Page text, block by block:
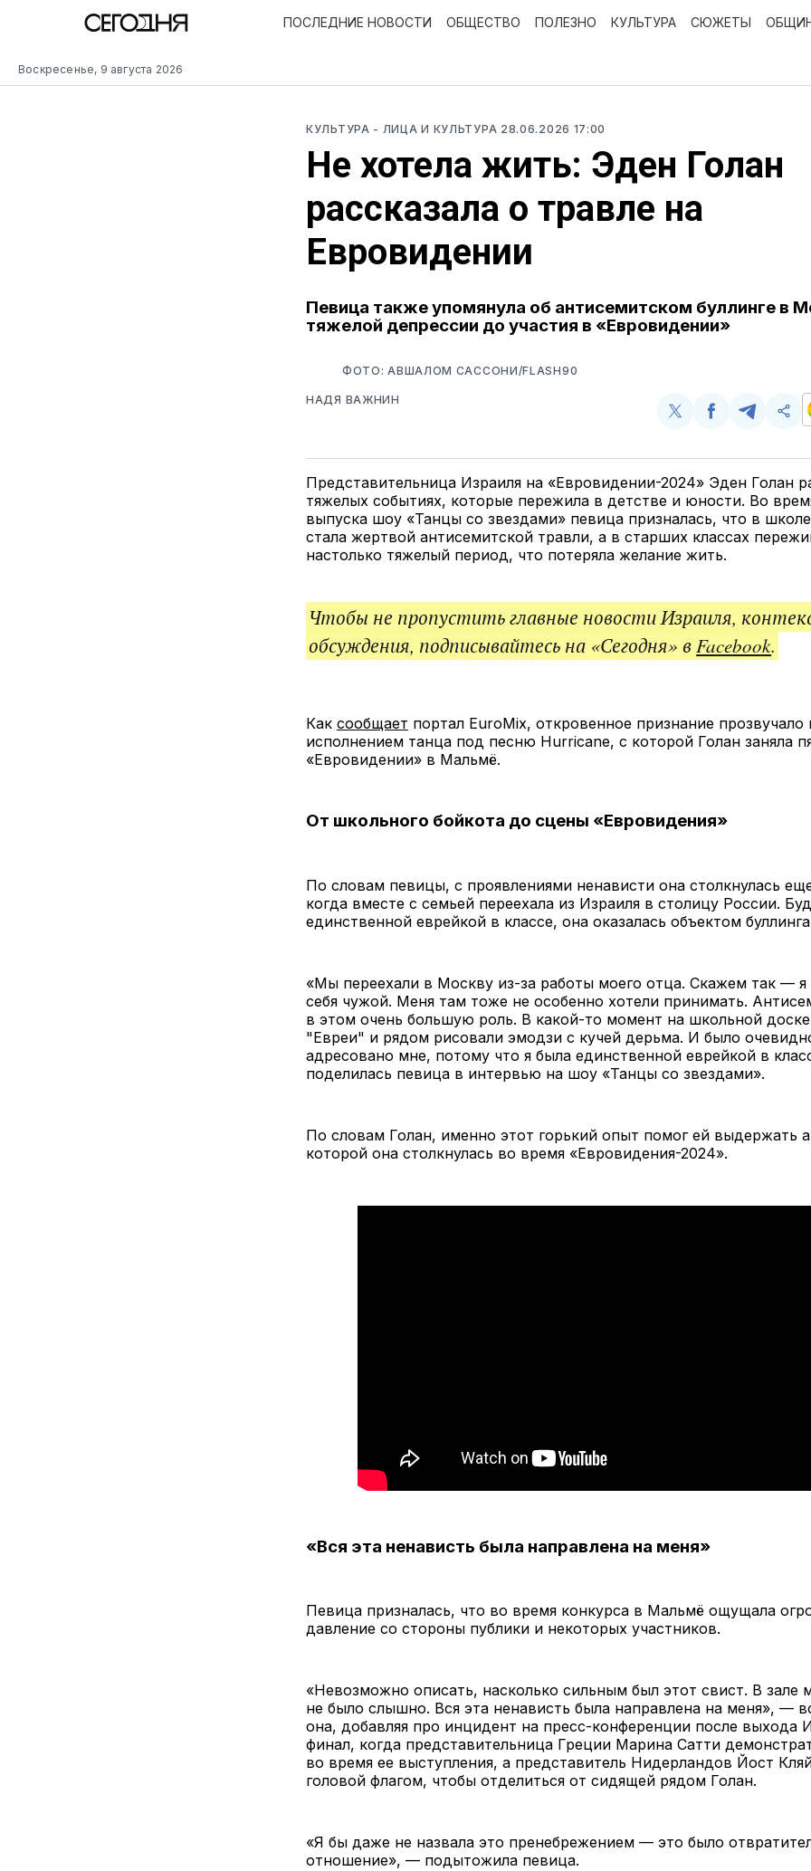
Воскресенье, 9 августа 2026
ПОСЛЕДНИЕ НОВОСТИ ОБЩЕСТВО ПОЛЕЗНО КУЛЬТУРА СЮЖЕТЫ
КУЛЬТУРА - ЛИЦА И КУЛЬТУРА 28.06.2026 17:00
Не хотела жить: Эден Голан
рассказала о травле на
Евровидении
Певица также упомянула об антисемитском буллинге в
тяжелой депрессии до участия в «Евровидении»
ФОТО: АВШАЛОМ САССОНИ/FLASH90
НАДЯ ВАЖНИН
Поделиться
Twitter
Поделиться
FacebookTelegram
Представительница Израиля на «Евровидении-2024» Эден Голан
тяжелых событиях, которые пережила в детстве и юности. Во
выпуска шоу «Танцы со звездами» певица призналась, что в
стала жертвой антисемитской травли, а в старших классах
настолько тяжелый период, что потеряла желание жить.
Чтобы не пропустить главные новости Израиля,
обсуждения, подписывайтесь на «Сегодня» вFacebook.
Как сообщает портал EuroMix, откровенное признание прозвучало
исполнением танца под песню Hurricane, с которой Голан заняла
«Евровидении» в Мальмё.
От школьного бойкота до сцены «Евровидения»
По словам певицы, с проявлениями ненависти она столкнулась
когда вместе с семьей переехала из Израиля в столицу России.
единственной еврейкой в классе, она оказалась объектом
«Мы переехали в Москву из-за работы моего отца. Скажем так — я
себя чужой. Меня там тоже не особенно хотели принимать.
в этом очень большую роль. В какой-то момент на школьной доске
"Евреи" и рядом рисовали эмодзи с кучей дерьма. И было
адресовано мне, потому что я была единственной еврейкой в
поделилась певица в интервью на шоу «Танцы со звездами».
По словам Голан, именно этот горький опыт помог ей выдержать
которой она столкнулась во время «Евровидения-2024».
«Вся эта ненависть была направлена на меня»
Певица призналась, что во время конкурса в Мальмё ощущала
давление со стороны публики и некоторых участников.
«Невозможно описать, насколько сильным был этот свист. В зале
не было слышно. Вся эта ненависть была направлена на меня», —
она, добавляя про инцидент на пресс-конференции после выхода
финал, когда представительница Греции Марина Сатти
во время ее выступления, а представитель Нидерландов Йост
головой флагом, чтобы отделиться от сидящей рядом Голан.
«Я бы даже не назвала это пренебрежением — это было
отношение», — подытожила певица.